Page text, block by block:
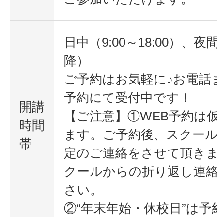
開講
時間
帯
日中（9:00～18:00）、夜
降）
ご予約はお気軽に♪お電話
予約にて受付中です！
【ご注意】①WEB予約は
ます。ご予約後、スクー
定のご連絡をさせて頂き
クールからの折り返し連
さい。
②“年末年始・休校日”は予